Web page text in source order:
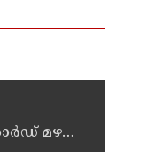
മഴ ;